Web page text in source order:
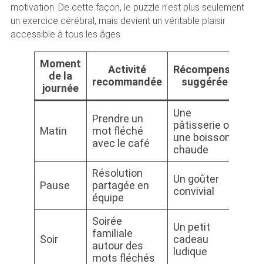
motivation. De cette façon, le puzzle n’est plus seulement
un exercice cérébral, mais devient un véritable plaisir
accessible à tous les âges.
Moment
de la
journée
Activité
recommandée
Récompense
suggérée
Matin
Prendre un
mot fléché
avec le café
Une
pâtisserie ou
une boisson
chaude
Pause
Résolution
partagée en
équipe
Un goûter
convivial
Soir
Soirée
familiale
autour des
mots fléchés
Un petit
cadeau
ludique